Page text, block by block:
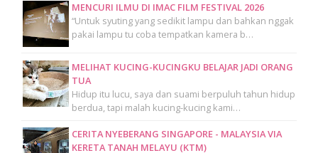
MENCURI ILMU DI IMAC FILM FESTIVAL 2026
“Untuk syuting yang sedikit lampu dan bahkan nggak
pakai lampu tu coba tempatkan kamera b…
MELIHAT KUCING-KUCINGKU BELAJAR JADI ORANG
TUA
Hidup itu lucu, saya dan suami berpuluh tahun hidup
berdua, tapi malah kucing-kucing kami…
CERITA NYEBERANG SINGAPORE - MALAYSIA VIA
KERETA TANAH MELAYU (KTM)